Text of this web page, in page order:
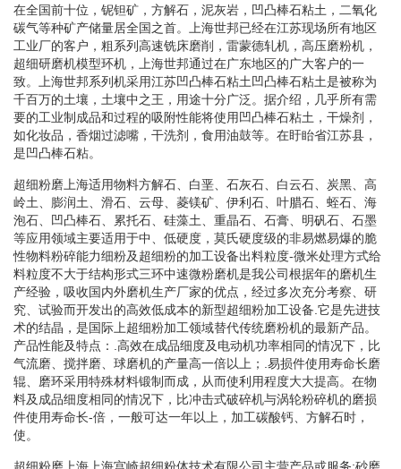
在全国前十位，铌钽矿，方解石，泥灰岩，凹凸棒石粘土，二氧化
碳气等种矿产储量居全国之首。上海世邦已经在江苏现场所有地区
工业厂的客户，粗系列高速铣床磨削，雷蒙德轧机，高压磨粉机，
超细研磨机模型环机，上海世邦通过在广东地区的广大客户的一
致。上海世邦系列机采用江苏凹凸棒石粘土凹凸棒石粘土是被称为
千百万的土壤，土壤中之王，用途十分广泛。据介绍，几乎所有需
要的工业制成品和过程的吸附性能将使用凹凸棒石粘土，干燥剂，
如化妆品，香烟过滤嘴，干洗剂，食用油鼓等。在盱眙省江苏县，
是凹凸棒石粘。
超细粉磨上海适用物料方解石、白垩、石灰石、白云石、炭黑、高
岭土、膨润土、滑石、云母、菱镁矿、伊利石、叶腊石、蛭石、海
泡石、凹凸棒石、累托石、硅藻土、重晶石、石膏、明矾石、石墨
等应用领域主要适用于中、低硬度，莫氏硬度级的非易燃易爆的脆
性物料粉碎能力细粉及超细粉的加工设备出料粒度-微米处理方式给
料粒度不大于结构形式三环中速微粉磨机是我公司根据年的磨机生
产经验，吸收国内外磨机生产厂家的优点，经过多次充分考察、研
究、试验而开发出的高效低成本的新型超细粉加工设备.它是先进技
术的结晶，是国际上超细粉加工领域替代传统磨粉机的最新产品。
产品性能及特点：.高效在成品细度及电动机功率相同的情况下，比
气流磨、搅拌磨、球磨机的产量高一倍以上；.易损件使用寿命长磨
辊、磨环采用特殊材料锻制而成，从而使利用程度大大提高。在物
料及成品细度相同的情况下，比冲击式破碎机与涡轮粉碎机的磨损
件使用寿命长-倍，一般可达一年以上，加工碳酸钙、方解石时，
使。